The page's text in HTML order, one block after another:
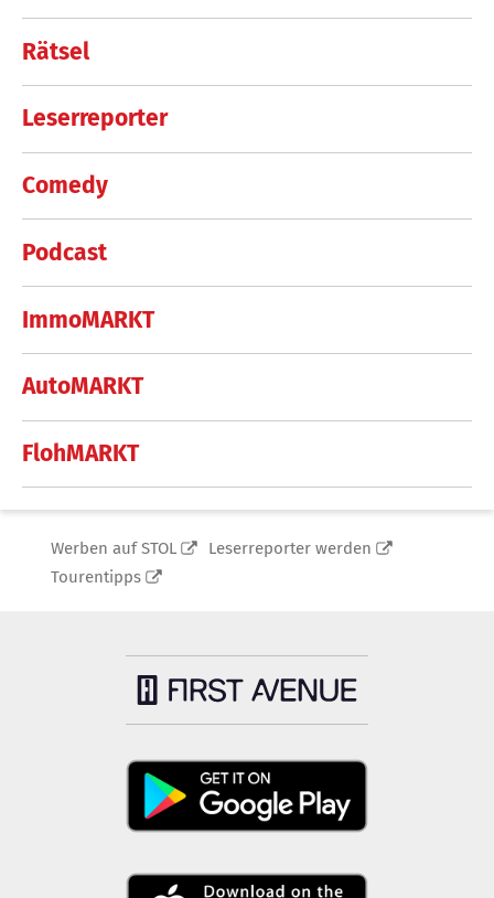
Rätsel
Leserreporter
Comedy
Podcast
ImmoMARKT
AutoMARKT
FlohMARKT
Werben auf STOL
Leserreporter werden
Tourentipps